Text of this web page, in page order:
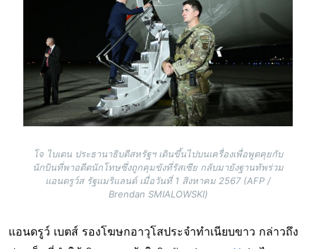
โจ ไบเดน ประธานาธิบดีสหรัฐฯ เดินขึ้นไปบนเครื่องเพื่อพูดคุยกับ
นักบินที่พาอดีตนักโทษซึ่งถูกคุมขังที่รัสเซีย กลับมายังฐานทัพร่วม
แอนดรูว์ส รัฐแมริแลนด์ เมื่อวันที่ 1 สิงหาคม 2567 (AFP /
Brendan SMIALOWSKI)
แอนดรูว์ เบตส์ รองโฆษกอาวุโสประจำทำเนียบขาว กล่าวถึง